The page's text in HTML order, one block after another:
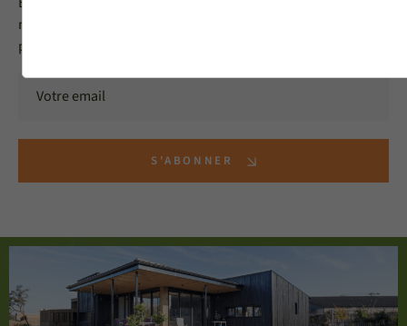
newsletter MéO et vous acceptez l'utilisation de vos données
personnelles selon notre
S'ABONNER